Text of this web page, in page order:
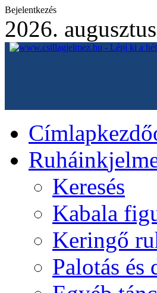
Bejelentkezés
2026.
Címlap
Ruháink
Keresés
Kabala
Keringő
Palotás és